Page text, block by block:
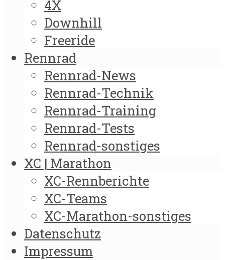
4X
Downhill
Freeride
Rennrad
Rennrad-News
Rennrad-Technik
Rennrad-Training
Rennrad-Tests
Rennrad-sonstiges
XC | Marathon
XC-Rennberichte
XC-Teams
XC-Marathon-sonstiges
Datenschutz
Impressum